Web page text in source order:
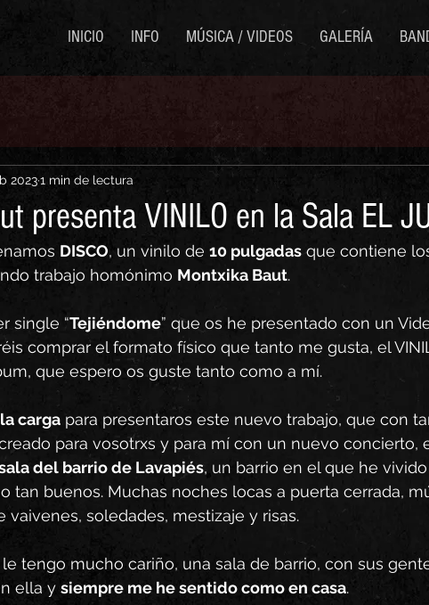
INICIO INFO MÚSICA / VIDEOS GALERÍA
presenta VINILO en la Sala EL
20231 min de lectura
DISCO, un vinilo de 10 pulgadas que contiene
trabajo homónimo Montxika Baut.
single “Tejiéndome” que os he presentado con un
comprar el formato físico que tanto me gusta, el
que espero os guste tanto como a mí.
carga para presentaros este nuevo trabajo, que con
para vosotrxs y para mí con un nuevo concierto,
del barrio de Lavapiés, un barrio en el que he
tan buenos. Muchas noches locas a puerta cerrada,
vaivenes, soledades, mestizaje y risas.
tengo mucho cariño, una sala de barrio, con sus
ella y siempre me he sentido como en casa.